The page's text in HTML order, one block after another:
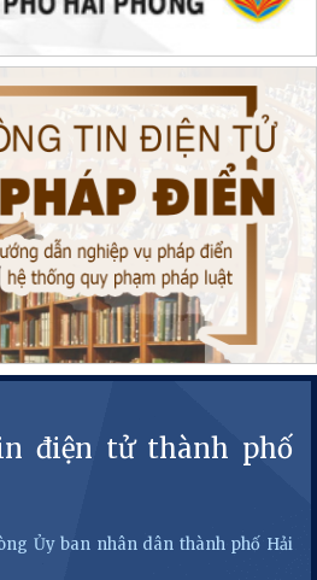
điện tử thành phố
Ủy ban nhân dân thành phố Hải